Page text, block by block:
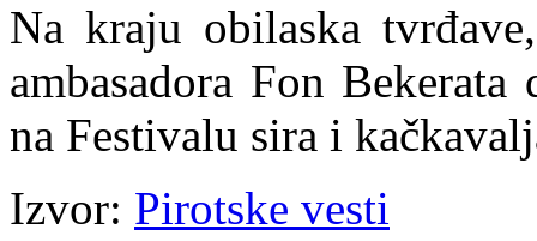
Na kraju obilaska
ambasadora Fon
na Festivalu sira i
Izvor: Pirotske vesti